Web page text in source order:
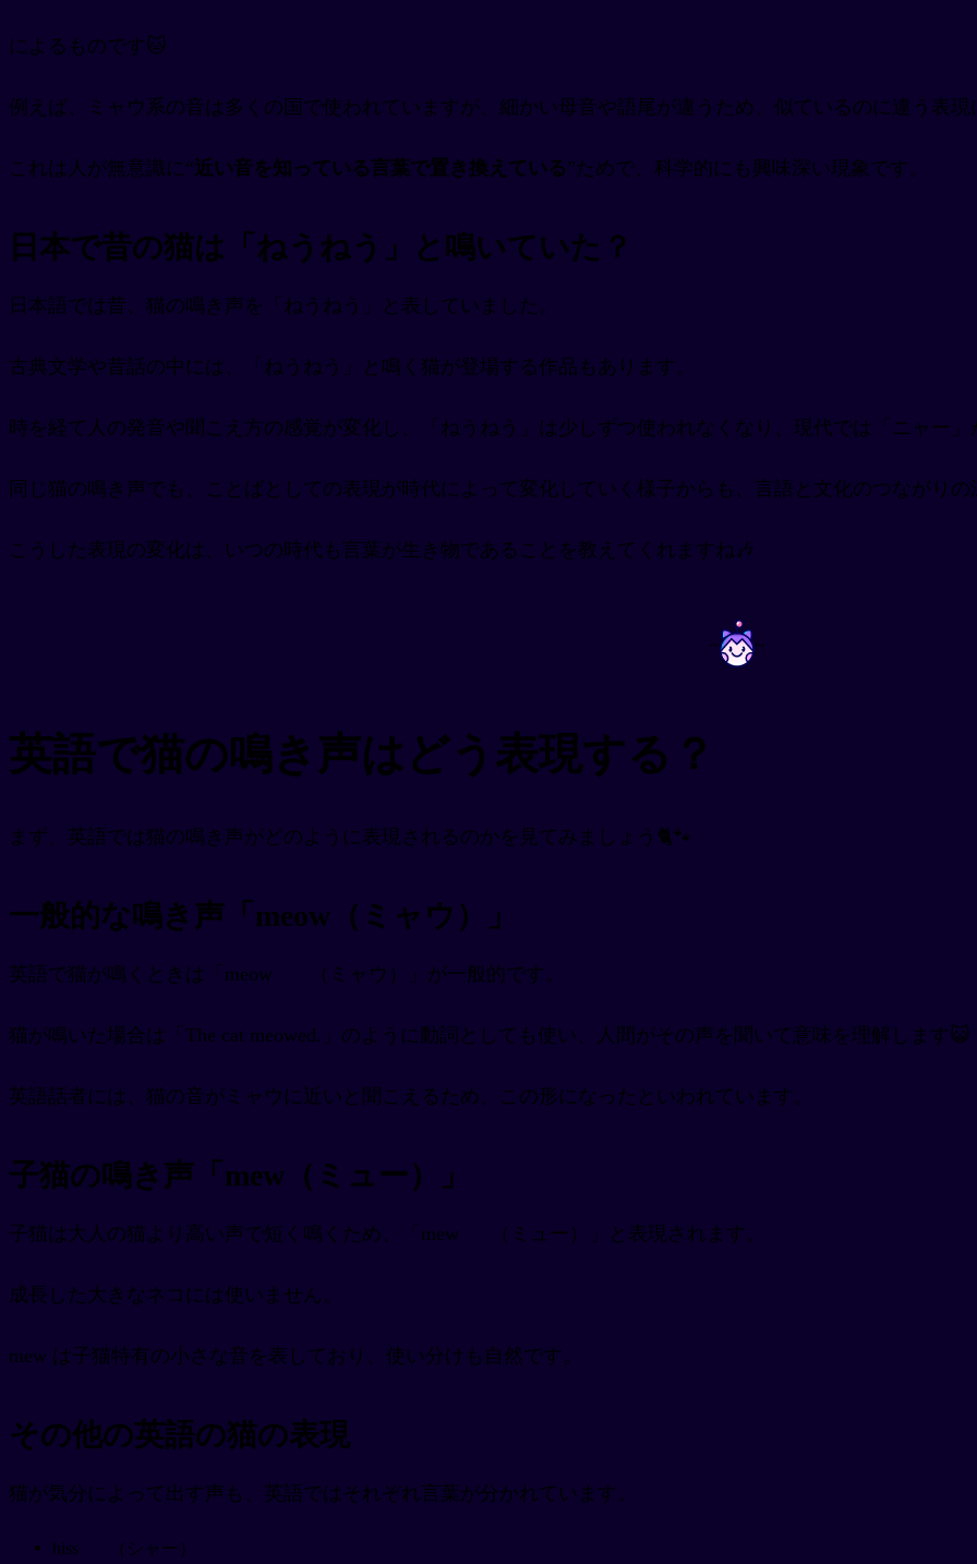
によるものです🐱
例えば、ミャウ系の音は多くの国で使われていますが、細かい母音や語尾が違うため、似ているのに違う表現
これは人が無意識に“近い音を知っている言葉で置き換えている”ためで、科学的にも興味深い現象です。
日本で昔の猫は「ねうねう」と鳴いていた？
日本語では昔、猫の鳴き声を「ねうねう」と表していました。
古典文学や昔話の中には、「ねうねう」と鳴く猫が登場する作品もあります。
時を経て人の発音や聞こえ方の感覚が変化し、「ねうねう」は少しずつ使われなくなり、現代では「ニャー
同じ猫の鳴き声でも、ことばとしての表現が時代によって変化していく様子からも、言語と文化のつながりの
こうした表現の変化は、いつの時代も言葉が生き物であることを教えてくれますね🎶
~ ~
英語で猫の鳴き声はどう表現する？
まず、英語では猫の鳴き声がどのように表現されるのかを見てみましょう🐈🐾
一般的な鳴き声「meow（ミャウ）」
英語で猫が鳴くときは「meow （ミャウ）」が一般的です。
猫が鳴いた場合は「The cat meowed.」のように動詞としても使い、人間がその声を聞いて意味を理解します😺
英語話者には、猫の音がミャウに近いと聞こえるため、この形になったといわれています。
子猫の鳴き声「mew（ミュー）」
子猫は大人の猫より高い声で短く鳴くため、「mew （ミュー）」と表現されます。
成長した大きなネコには使いません。
mew は子猫特有の小さな音を表しており、使い分けも自然です。
その他の英語の猫の表現
猫が気分によって出す声も、英語ではそれぞれ言葉が分かれています。
hiss （シャー）